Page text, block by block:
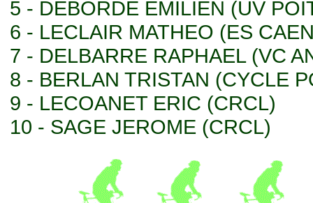
5 - DEBORDE EMILIEN (UV
6 - LECLAIR MATHEO (ES
7 - DELBARRE RAPHAEL (VC
8 - BERLAN TRISTAN (CYCLE
9 - LECOANET ERIC (CRCL)
10 - SAGE JEROME (CRCL)